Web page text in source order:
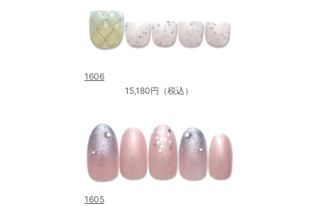
1606
15,180円（税込）
1605